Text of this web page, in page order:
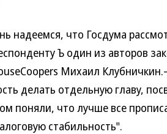
что Госдума
Ъ один из авторов
Михаил
делать отдельную главу,
поняли, что лучше все
стабильность".